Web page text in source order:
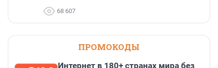
68 607
ПРОМОКОДЫ
Интернет в 180+ странах мира без